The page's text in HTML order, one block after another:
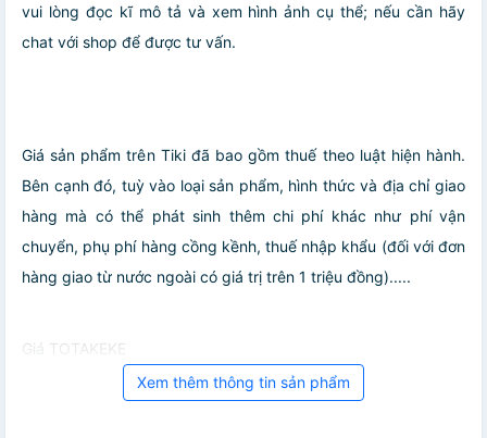
vui lòng đọc kĩ mô tả và xem hình ảnh cụ thể; nếu cần hãy
chat với shop để được tư vấn.
Giá sản phẩm trên Tiki đã bao gồm thuế theo luật hiện hành.
Bên cạnh đó, tuỳ vào loại sản phẩm, hình thức và địa chỉ giao
hàng mà có thể phát sinh thêm chi phí khác như phí vận
chuyển, phụ phí hàng cồng kềnh, thuế nhập khẩu (đối với đơn
hàng giao từ nước ngoài có giá trị trên 1 triệu đồng).....
Giá TOTAKEKE
Xem thêm thông tin sản phẩm